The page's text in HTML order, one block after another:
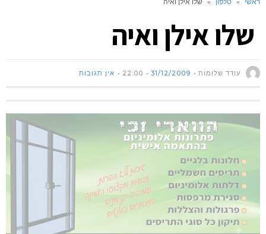
שלו אילן ואיה
עודד שלומות 31/12/2009
22:00 אין תגובות